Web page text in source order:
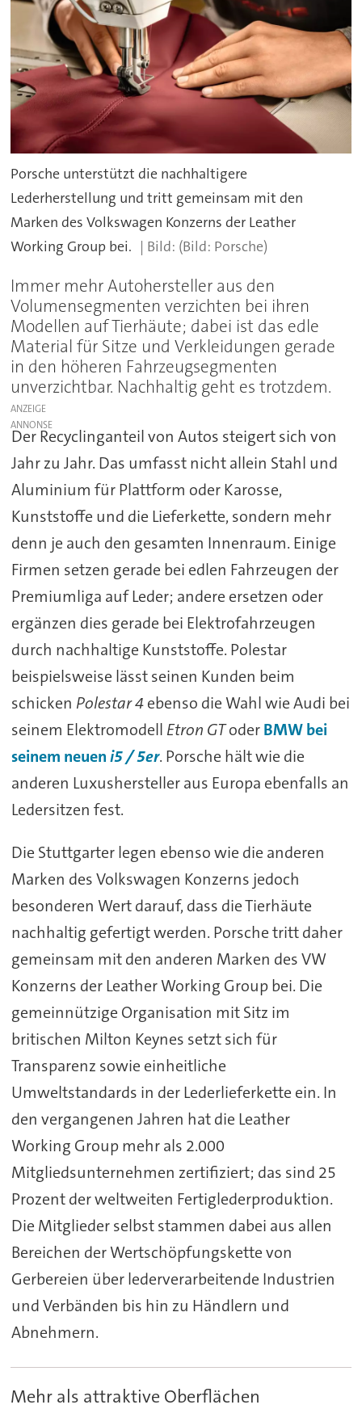
Porsche unterstützt die nachhaltigere
Lederherstellung und tritt gemeinsam mit den
Marken des Volkswagen Konzerns der Leather
Working Group bei.
(Bild: Porsche)
Immer mehr Autohersteller aus den
Volumensegmenten verzichten bei ihren
Modellen auf Tierhäute; dabei ist das edle
Material für Sitze und Verkleidungen gerade
in den höheren Fahrzeugsegmenten
unverzichtbar. Nachhaltig geht es trotzdem.
ANZEIGE
Der Recyclinganteil von Autos steigert sich von
Jahr zu Jahr. Das umfasst nicht allein Stahl und
Aluminium für Plattform oder Karosse,
Kunststoffe und die Lieferkette, sondern mehr
denn je auch den gesamten Innenraum. Einige
Firmen setzen gerade bei edlen Fahrzeugen der
Premiumliga auf Leder; andere ersetzen oder
ergänzen dies gerade bei Elektrofahrzeugen
durch nachhaltige Kunststoffe. Polestar
beispielsweise lässt seinen Kunden beim
schicken Polestar 4ebenso die Wahl wie Audi bei
seinem Elektromodell Etron GToderBMW bei
seinem neueni5 / 5er. Porsche hält wie die
anderen Luxushersteller aus Europa ebenfalls an
Ledersitzen fest.
Die Stuttgarter legen ebenso wie die anderen
Marken des Volkswagen Konzerns jedoch
besonderen Wert darauf, dass die Tierhäute
nachhaltig gefertigt werden. Porsche tritt daher
gemeinsam mit den anderen Marken des VW
Konzerns der Leather Working Group bei. Die
gemeinnützige Organisation mit Sitz im
britischen Milton Keynes setzt sich für
Transparenz sowie einheitliche
Umweltstandards in der Lederlieferkette ein. In
den vergangenen Jahren hat die Leather
Working Group mehr als 2.000
Mitgliedsunternehmen zertifiziert; das sind 25
Prozent der weltweiten Fertiglederproduktion.
Die Mitglieder selbst stammen dabei aus allen
Bereichen der Wertschöpfungskette von
Gerbereien über lederverarbeitende Industrien
und Verbänden bis hin zu Händlern und
Abnehmern.
Mehr als attraktive Oberflächen